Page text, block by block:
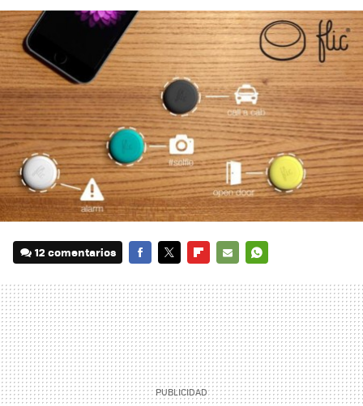
12 comentarios
MAIL